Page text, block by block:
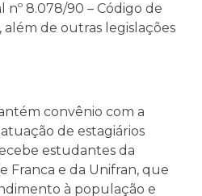
nº 8.078/90 – Código de
além de outras legislações
convênio com a
de estagiários
estudantes da
Franca e da Unifran, que
à população e